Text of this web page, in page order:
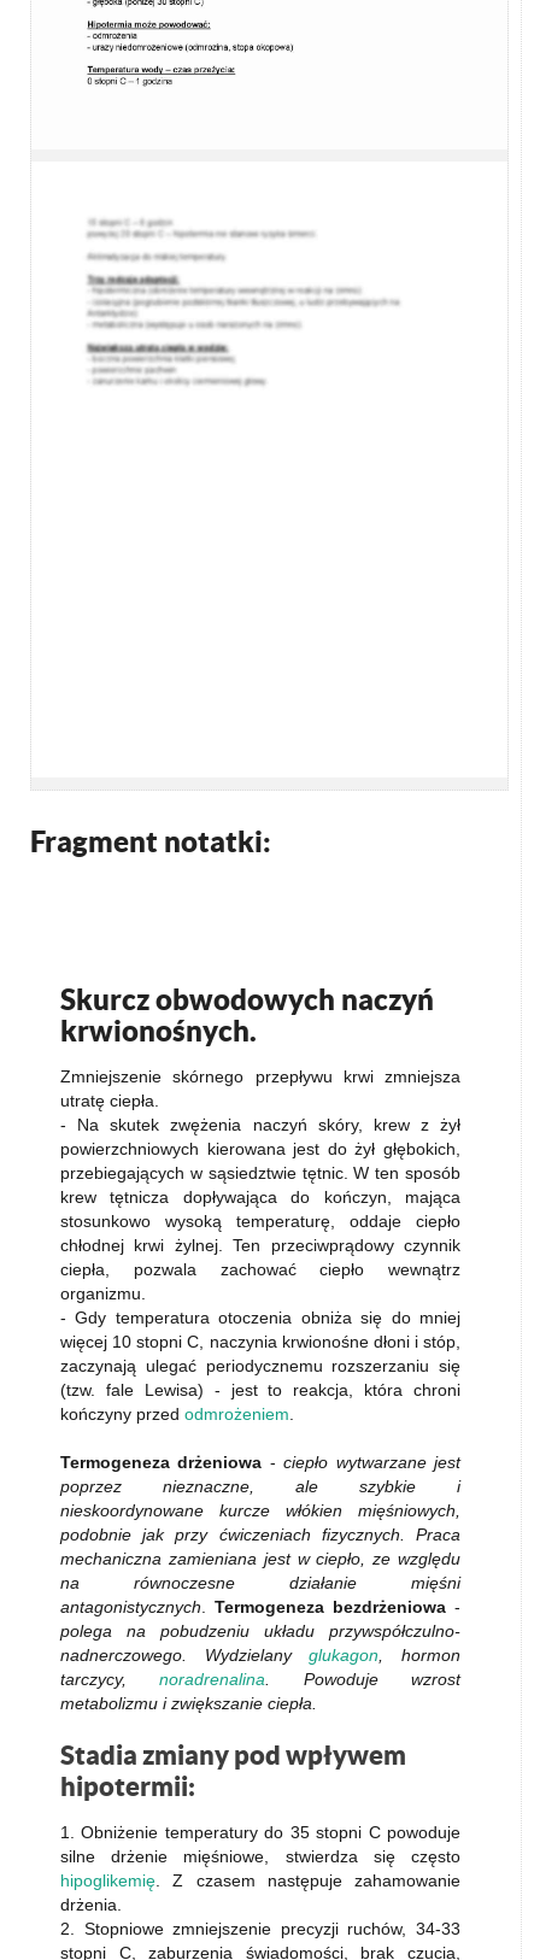
Fragment notatki:
Skurcz obwodowych naczyń
krwionośnych.
Zmniejszenie skórnego przepływu krwi zmniejsza
utratę ciepła.
- Na skutek zwężenia naczyń skóry, krew z żył
powierzchniowych kierowana jest do żył głębokich,
przebiegających w sąsiedztwie tętnic. W ten sposób
krew tętnicza dopływająca do kończyn, mająca
stosunkowo wysoką temperaturę, oddaje ciepło
chłodnej krwi żylnej. Ten przeciwprądowy czynnik
ciepła, pozwala zachować ciepło wewnątrz
organizmu.
- Gdy temperatura otoczenia obniża się do mniej
więcej 10 stopni C, naczynia krwionośne dłoni i stóp,
zaczynają ulegać periodycznemu rozszerzaniu się
(tzw. fale Lewisa) - jest to reakcja, która chroni
kończyny przed odmrożeniem.
Termogeneza drżeniowa -ciepło wytwarzane jest
poprzez nieznaczne, ale szybkie i
nieskoordynowane kurcze włókien mięśniowych,
podobnie jak przy ćwiczeniach fizycznych. Praca
mechaniczna zamieniana jest w ciepło, ze względu
na równoczesne działanie mięśni
antagonistycznych. Termogeneza bezdrżeniowa -
polega na pobudzeniu układu przywspółczulno-
nadnerczowego. Wydzielanyglukagon, hormon
tarczycy,noradrenalina. Powoduje wzrost
metabolizmu i zwiększanie ciepła.
Stadia zmiany pod wpływem
hipotermii:
1. Obniżenie temperatury do 35 stopni C powoduje
silne drżenie mięśniowe, stwierdza się często
hipoglikemię. Z czasem następuje zahamowanie
drżenia.
2. Stopniowe zmniejszenie precyzji ruchów, 34-33
stopni C, zaburzenia świadomości, brak czucia,